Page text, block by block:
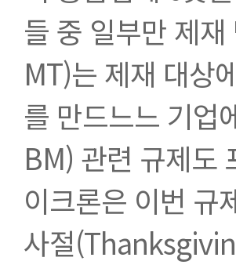
들 중 일부만 제
MT)는 제재 대상
를 만드느느 기업
BM) 관련 규제도
이크론은 이번 규
사절